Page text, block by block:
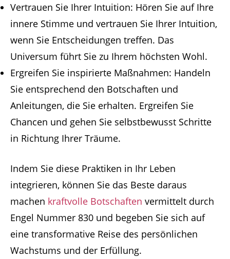
Vertrauen Sie Ihrer Intuition: Hören Sie auf Ihre
innere Stimme und vertrauen Sie Ihrer Intuition,
wenn Sie Entscheidungen treffen. Das
Universum führt Sie zu Ihrem höchsten Wohl.
Ergreifen Sie inspirierte Maßnahmen: Handeln
Sie entsprechend den Botschaften und
Anleitungen, die Sie erhalten. Ergreifen Sie
Chancen und gehen Sie selbstbewusst Schritte
in Richtung Ihrer Träume.
Indem Sie diese Praktiken in Ihr Leben
integrieren, können Sie das Beste daraus
machen kraftvolle Botschaften vermittelt durch
Engel Nummer 830 und begeben Sie sich auf
eine transformative Reise des persönlichen
Wachstums und der Erfüllung.